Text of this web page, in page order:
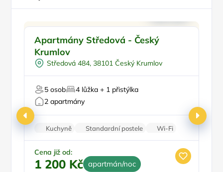
Vodní sporty
Pro milovníky historie
Apartmány Středová - Český
Krumlov
Středová 484, 38101 Český Krumlov
5 osob
4 lůžka + 1 přistýlka
2 apartmány
Kuchyně Standardní postele
Wi-Fi
Koupelna
Rodinné pokoje
Cena již od:
1 200 Kč apartmán/noc